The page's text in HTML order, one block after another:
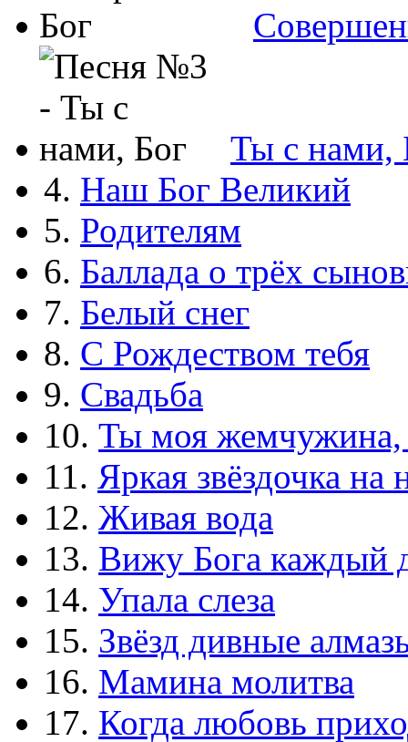
Ты с нами,
4. Наш Бог Великий
5. Родителям
6. Баллада о трёх
7. Белый снег
8. С Рождеством тебя
9. Свадьба
10. Ты моя жемчужина,
11. Яркая звёздочка на
12. Живая вода
13. Вижу Бога каждый
14. Упала слеза
15. Звёзд дивные
16. Мамина молитва
17. Когда любовь